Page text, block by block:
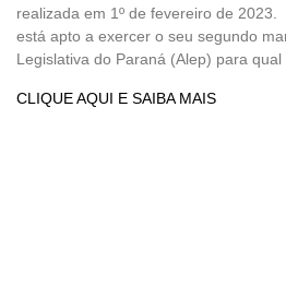
realizada em 1º de fevereiro de
está apto a exercer o seu segundo
Legislativa do Paraná (Alep) para qual
CLIQUE AQUI E SAIBA MAIS